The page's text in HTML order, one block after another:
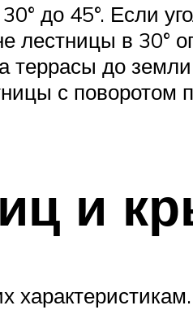
до 45°. Если
лестницы в 30°
до
с поворотом
и